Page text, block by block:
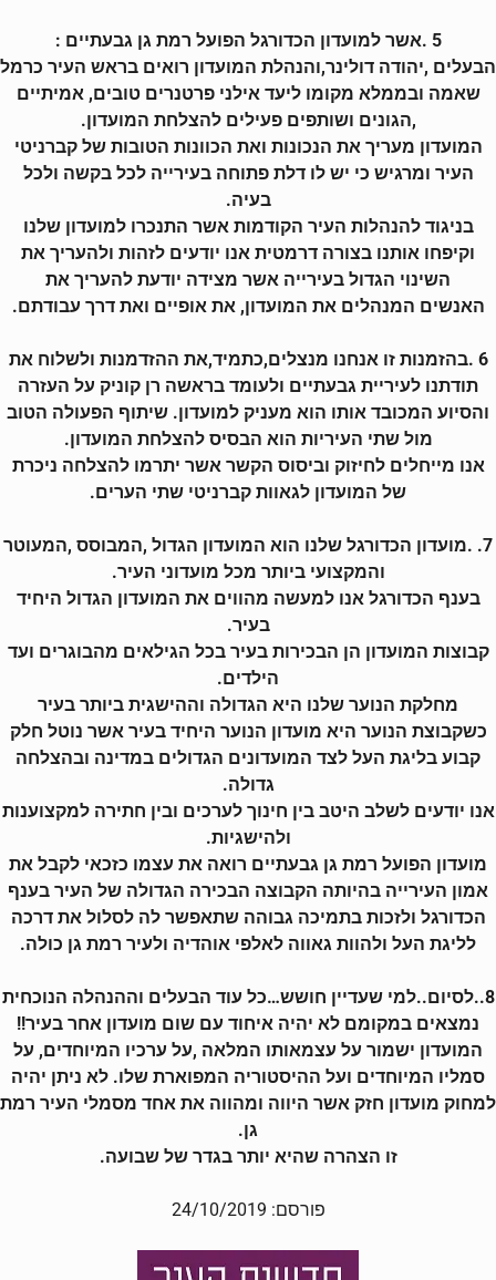
5 .אשר למועדון הכדורגל הפועל רמת גן גבעתיים :
הבעלים ,יהודה דולינר,והנהלת המועדון רואים בראש העיר כרמל
שאמה ובממלא מקומו ליעד אילני פרטנרים טובים, אמיתיים
,הגונים ושותפים פעילים להצלחת המועדון.
המועדון מעריך את הנכונות ואת הכוונות הטובות של קברניטי
העיר ומרגיש כי יש לו דלת פתוחה בעירייה לכל בקשה ולכל
בעיה.
בניגוד להנהלות העיר הקודמות אשר התנכרו למועדון שלנו
וקיפחו אותנו בצורה דרמטית אנו יודעים לזהות ולהעריך את
השינוי הגדול בעירייה אשר מצידה יודעת להעריך את
האנשים המנהלים את המועדון, את אופיים ואת דרך עבודתם.
6 .בהזמנות זו אנחנו מנצלים,כתמיד,את ההזדמנות ולשלוח את
תודתנו לעיריית גבעתיים ולעומד בראשה רן קוניק על העזרה
והסיוע המכובד אותו הוא מעניק למועדון. שיתוף הפעולה הטוב
מול שתי העיריות הוא הבסיס להצלחת המועדון.
אנו מייחלים לחיזוק וביסוס הקשר אשר יתרמו להצלחה ניכרת
של המועדון לגאוות קברניטי שתי הערים.
7. .מועדון הכדורגל שלנו הוא המועדון הגדול ,המבוסס ,המעוטר
והמקצועי ביותר מכל מועדוני העיר.
בענף הכדורגל אנו למעשה מהווים את המועדון הגדול היחיד
בעיר.
קבוצות המועדון הן הבכירות בעיר בכל הגילאים מהבוגרים ועד
הילדים.
מחלקת הנוער שלנו היא הגדולה וההישגית ביותר בעיר
כשקבוצת הנוער היא מועדון הנוער היחיד בעיר אשר נוטל חלק
קבוע בליגת העל לצד המועדונים הגדולים במדינה ובהצלחה
גדולה.
אנו יודעים לשלב היטב בין חינוך לערכים ובין חתירה למקצוענות
ולהישגיות.
מועדון הפועל רמת גן גבעתיים רואה את עצמו כזכאי לקבל את
אמון העירייה בהיותה הקבוצה הבכירה הגדולה של העיר בענף
הכדורגל ולזכות בתמיכה גבוהה שתאפשר לה לסלול את דרכה
לליגת העל ולהוות גאווה לאלפי אוהדיה ולעיר רמת גן כולה.
8..לסיום..למי שעדיין חושש…כל עוד הבעלים וההנהלה הנוכחית
נמצאים במקומם לא יהיה איחוד עם שום מועדון אחר בעיר!!
המועדון ישמור על עצמאותו המלאה ,על ערכיו המיוחדים, על
סמליו המיוחדים ועל ההיסטוריה המפוארת שלו. לא ניתן יהיה
למחוק מועדון חזק אשר היווה ומהווה את אחד מסמלי העיר רמת
גן.
זו הצהרה שהיא יותר בגדר של שבועה.
פורסם: 24/10/2019